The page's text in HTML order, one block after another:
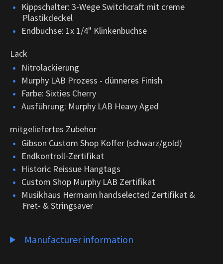
Kippschalter: 3-Wege Switchcraft mit creme
Plastikdeckel
Endbuchse: 1x 1/4" Klinkenbuchse
Lack
Nitrolackierung
Murphy LAB Prozess - dünneres Finish
Farbe: Sixties Cherry
Ausführung: Murphy LAB Heavy Aged
mitgeliefertes Zubehör
Gibson Custom Shop Koffer (schwarz/gold)
Endkontroll-Zertifikat
Historic Reissue Hangtags
Custom Shop Murphy LAB Zertifikat
Musikhaus Hermann handselected Zertifikat &
Fret- & Stringsaver
Manufacturer information